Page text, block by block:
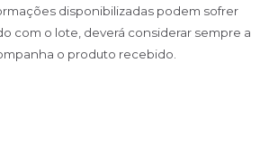
disponibilizadas podem sofrer
com o lote, deverá considerar sempre a
o produto recebido.